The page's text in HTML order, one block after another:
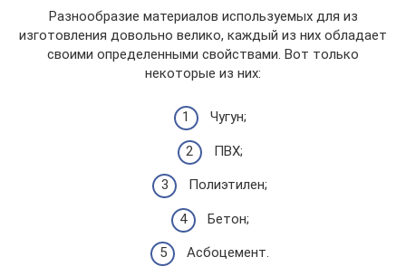
Разнообразие материалов используемых для из
изготовления довольно велико, каждый из них обладает
своими определенными свойствами. Вот только
некоторые из них:
Чугун;
ПВХ;
Полиэтилен;
Бетон;
Асбоцемент.